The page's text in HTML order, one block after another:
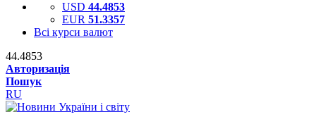
USD 44.4853
EUR 51.3357
Всі курси валют
44.4853
Авторизація
Пошук
RU